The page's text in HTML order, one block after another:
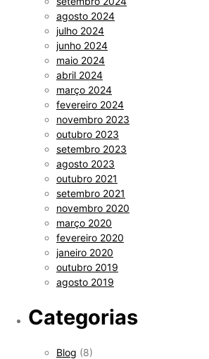
agosto 2024
julho 2024
junho 2024
maio 2024
abril 2024
março 2024
fevereiro 2024
novembro 2023
outubro 2023
setembro 2023
agosto 2023
outubro 2021
setembro 2021
novembro 2020
março 2020
fevereiro 2020
janeiro 2020
outubro 2019
agosto 2019
Categorias
Blog (8)